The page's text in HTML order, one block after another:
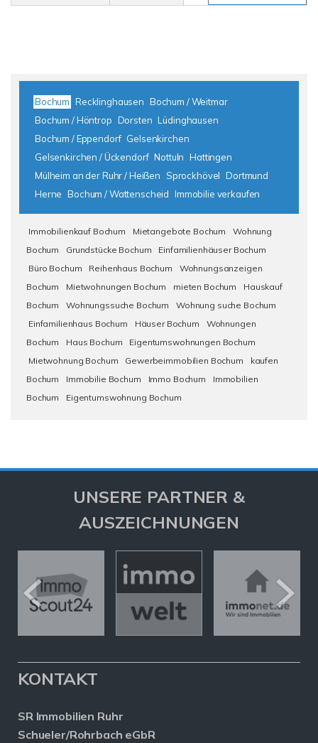
Bochum Recklinghausen Bochum / Weitmar
Bochum / Höntrop Dorsten Lüdinghausen
Bochum / Eppendorf Gelsenkirchen
Gelsenkirchen / Ückendorf Nottuln Hattingen
Mülheim an der Ruhr / Heißen
Sprockhövel Dortmund
Herne Bochum / Wattenscheid Immobilie verkaufen
Immobilienkauf Bochum Mietangebote Bochum
Wohnung
Bochum
Grundstücke Bochum
Einfamilienhäuser Bochum
Büro Bochum
Reihenhaus Bochum
Wohnungsanzeigen
Bochum
Mietwohnungen Bochum mieten Bochum
Hauskauf
Bochum
Wohnungssuche Bochum
Wohnung suche Bochum
Einfamilienhaus Bochum
Häuser Bochum
Wohnungen
Bochum
Haus Bochum
Eigentumswohnungen Bochum
Mietwohnung Bochum
Gewerbeimmobilien Bochum
kaufen
Bochum
Immobilie Bochum Immo Bochum
Immobilien
Bochum
Eigentumswohnung Bochum
UNSERE PARTNER &
AUSZEICHNUNGEN
KONTAKT
SR Immobilien Ruhr
Schueler/Rohrbach eGbR